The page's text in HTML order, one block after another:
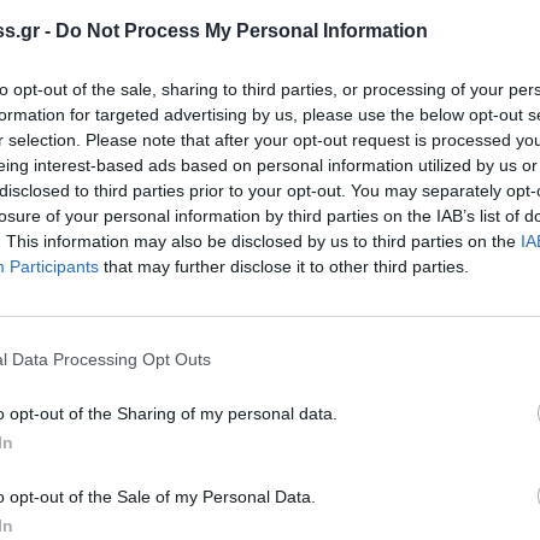
- Do Not Process My Personal Information
opt-out of the sale, sharing to third parties, or processing of your
for targeted advertising by us, please use the below opt-out
selection. Please note that after your opt-out request is processed
interest-based ads based on personal information utilized by us
to third parties prior to your opt-out. You may separately
of your personal information by third parties on the IAB’s list of
This information may also be disclosed by us to third parties on the
Participants that may further disclose it to other third parties.
Data Processing Opt Outs
opt-out of the Sharing of my personal data.
opt-out of the Sale of my Personal Data.
θέση του επώνυμου ελληνικού ελαιολάδου
/μέλος ομάδας έργου ΕΔΟΕΕ
ελαιοκομικό τομέα.
ελαφρύ γεύμα στο foyer της αίθουσας
και Ελιάς – ΕΔΟΕΕ, ιδρύθηκε το
– θεσμικοί φορείς που
επιχειρήσεις του ελαιοκομικού τομέα
ο σχεδιασμός και η υλοποίηση μιας